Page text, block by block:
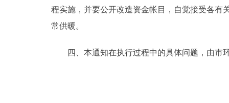
参与调查
程实施，并要公开改造资金帐目，自觉接受各有
常供暖。
四、本通知在执行过程中的具体问题，由市